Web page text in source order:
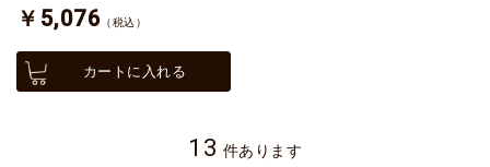
￥5,076 （税込）
カートに入れる
13 件あります